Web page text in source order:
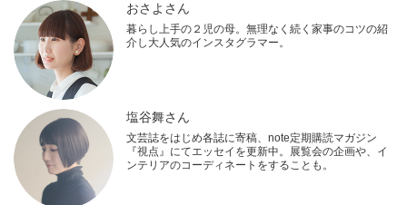
おさよさん
暮らし上手の２児の母。無理なく続く家事のコツの紹
介し大人気のインスタグラマー。
塩谷舞さん
文芸誌をはじめ各誌に寄稿、note定期購読マガジン
『視点』にてエッセイを更新中。展覧会の企画や、イ
ンテリアのコーディネートをすることも。